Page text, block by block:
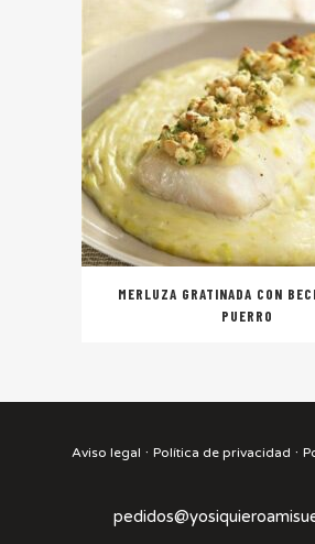
MERLUZA GRATINADA CON
PUERRO
Aviso legal · Política de privacidad ·